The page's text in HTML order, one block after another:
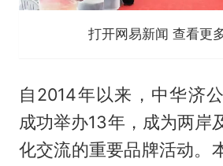
打开网易新闻 查看更
自2014年以来，中华济
成功举办13年，成为两岸
化交流的重要品牌活动。